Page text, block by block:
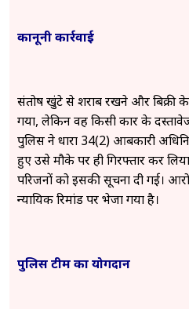
कानूनी कार्रवाई
संतोष खुंटे से शराब रखने और बिक्री के
गया, लेकिन वह किसी प्रकार के
पुलिस ने धारा 34(2) आबकारी
हुए उसे मौके पर ही गिरफ्तार कर
परिजनों को इसकी सूचना दी गई।
न्यायिक रिमांड पर भेजा गया है।
पुलिस टीम का योगदान